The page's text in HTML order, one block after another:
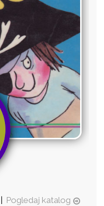
Pogledaj katalog